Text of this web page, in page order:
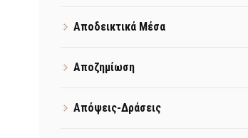
Αποδεικτικά Μέσα
Αποζημίωση
Απόψεις-Δράσεις